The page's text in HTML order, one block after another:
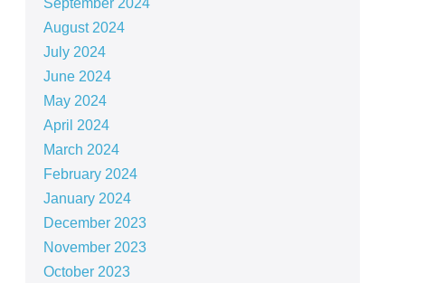
August 2024
July 2024
June 2024
May 2024
April 2024
March 2024
February 2024
January 2024
December 2023
November 2023
October 2023